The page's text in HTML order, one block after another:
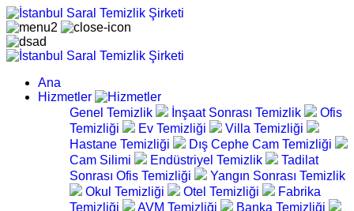
Ana
Hizmetler
Genel Temizlik
İnşaat Sonrası Temizlik
Ofis
Temizliği
Ev Temizliği
Villa Temizliği
Hastane Temizliği
Dış Cephe Cam Temizliği
Cam Silimi
Endüstriyel Temizlik
Tadilat
Sonrası Ofis Temizliği
Yangın Sonrası Temizlik
Okul Temizliği
Otel Temizliği
Fabrika
Temizliği
AVM Temizliği
Banka Temizliği